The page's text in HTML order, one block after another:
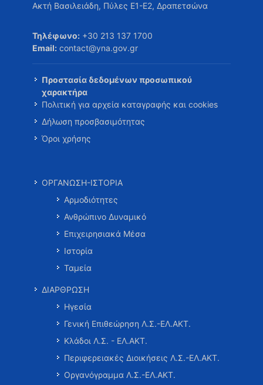
Ακτή Βασιλειάδη, Πύλες Ε1-Ε2, Δραπετσώνα
Τηλέφωνο: +30 213 137 1700
Email: contact@yna.gov.gr
Προστασία δεδομένων προσωπικού
χαρακτήρα
Πολιτική για αρχεία καταγραφής και cookies
Δήλωση προσβασιμότητας
Όροι χρήσης
ΟΡΓΑΝΩΣΗ-ΙΣΤΟΡΙΑ
Αρμοδιότητες
Ανθρώπινο Δυναμικό
Επιχειρησιακά Μέσα
Ιστορία
Ταμεία
ΔΙΑΡΘΡΩΣΗ
Ηγεσία
Γενική Επιθεώρηση Λ.Σ.-ΕΛ.ΑΚΤ.
Κλάδοι Λ.Σ. - ΕΛ.ΑΚΤ.
Περιφερειακές Διοικήσεις Λ.Σ.-ΕΛ.ΑΚΤ.
Οργανόγραμμα Λ.Σ.-ΕΛ.ΑΚΤ.